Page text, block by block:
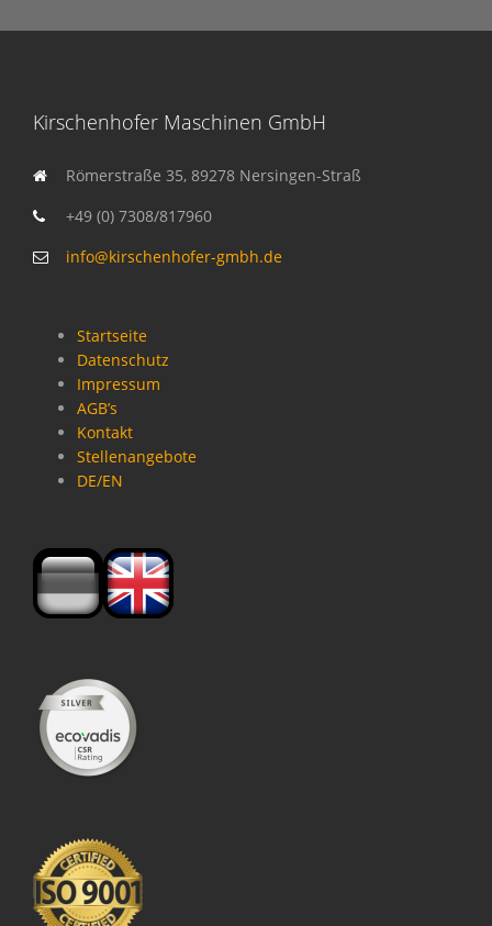
Kirschenhofer Maschinen GmbH
Römerstraße 35, 89278 Nersingen-Straß
+49 (0) 7308/817960
info@kirschenhofer-gmbh.de
Startseite
Datenschutz
Impressum
AGB’s
Kontakt
Stellenangebote
DE/EN